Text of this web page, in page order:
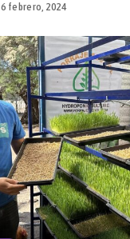
6 febrero, 2024